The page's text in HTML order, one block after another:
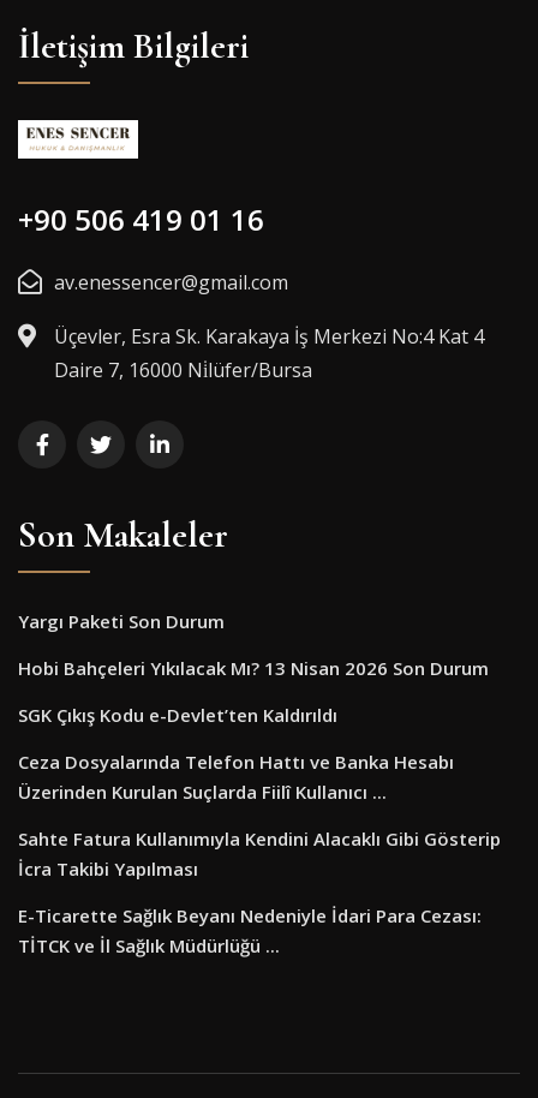
İletişim Bilgileri
+90 506 419 01 16
av.enessencer@gmail.com
Üçevler, Esra Sk. Karakaya İş Merkezi No:4 Kat 4
Daire 7, 16000 Ni̇lüfer/Bursa
Son Makaleler
Yargı Paketi Son Durum
Hobi Bahçeleri Yıkılacak Mı? 13 Nisan 2026 Son Durum
SGK Çıkış Kodu e-Devlet’ten Kaldırıldı
Ceza Dosyalarında Telefon Hattı ve Banka Hesabı
Üzerinden Kurulan Suçlarda Fiilî Kullanıcı ...
Sahte Fatura Kullanımıyla Kendini Alacaklı Gibi Gösterip
İcra Takibi Yapılması
E-Ticarette Sağlık Beyanı Nedeniyle İdari Para Cezası:
TİTCK ve İl Sağlık Müdürlüğü ...